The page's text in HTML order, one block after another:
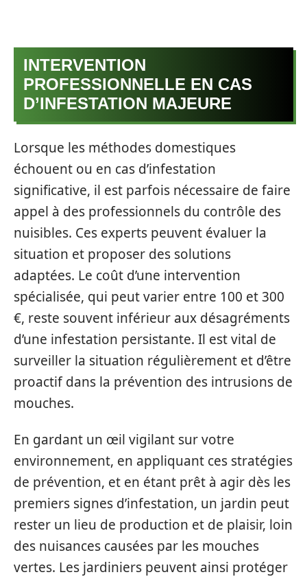
INTERVENTION
PROFESSIONNELLE EN CAS
D’INFESTATION MAJEURE
Lorsque les méthodes domestiques
échouent ou en cas d’infestation
significative, il est parfois nécessaire de faire
appel à des professionnels du contrôle des
nuisibles. Ces experts peuvent évaluer la
situation et proposer des solutions
adaptées. Le coût d’une intervention
spécialisée, qui peut varier entre 100 et 300
€, reste souvent inférieur aux désagréments
d’une infestation persistante. Il est vital de
surveiller la situation régulièrement et d’être
proactif dans la prévention des intrusions de
mouches.
En gardant un œil vigilant sur votre
environnement, en appliquant ces stratégies
de prévention, et en étant prêt à agir dès les
premiers signes d’infestation, un jardin peut
rester un lieu de production et de plaisir, loin
des nuisances causées par les mouches
vertes. Les jardiniers peuvent ainsi protéger